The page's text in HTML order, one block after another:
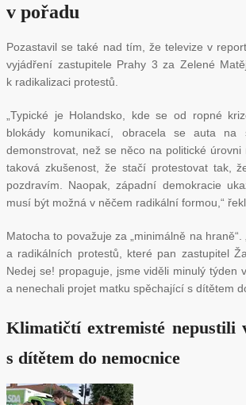
v pořadu
Pozastavil se také nad tím, že televize v
vyjádření zastupitele Prahy 3 za Zelené
k radikalizaci protestů.
„Typické je Holandsko, kde se od ropné
blokády komunikací, obracela se auta
demonstrovat, než se něco na politické
taková zkušenost, že stačí protestovat tak,
pozdravím. Naopak, západní demokracie
musí být možná v něčem radikální formou,“
Matocha to považuje za „minimálně na
a radikálních protestů, které pan zastupitel
Nedej se! propaguje, jsme viděli minulý týden
a nenechali projet matku spěchající s dítětem
Klimatičtí extremisté nepustili
s dítětem do nemocnice